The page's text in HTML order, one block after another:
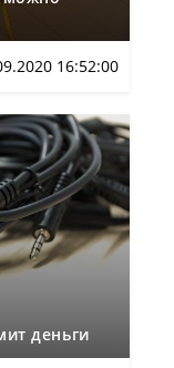
16:52:00
деньги